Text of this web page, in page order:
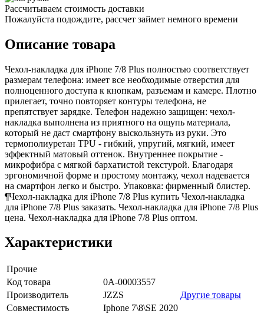
Рассчитываем стоимость доставки
Пожалуйста подождите, рассчет займет немного времени
Описание товара
Чехол-накладка для iPhone 7/8 Plus полностью соответствует
размерам телефона: имеет все необходимые отверстия для
полноценного доступа к кнопкам, разъемам и камере. Плотно
прилегает, точно повторяет контуры телефона, не
препятствует зарядке. Телефон надежно защищен: чехол-
накладка выполнена из приятного на ощупь материала,
который не даст смартфону выскользнуть из руки. Это
термополиуретан TPU - гибкий, упругий, мягкий, имеет
эффектный матовый оттенок. Внутреннее покрытие -
микрофибра с мягкой бархатистой текстурой. Благодаря
эргономичной форме и простому монтажу, чехол надевается
на смартфон легко и быстро. Упаковка: фирменный блистер.
¶Чехол-накладка для iPhone 7/8 Plus купить Чехол-накладка
для iPhone 7/8 Plus заказать. Чехол-накладка для iPhone 7/8 Plus
цена. Чехол-накладка для iPhone 7/8 Plus оптом.
Характеристики
Прочие
Код товара
0А-00003557
Производитель
JZZS
Другие товары
Совместимость
Iphone 7\8\SE 2020